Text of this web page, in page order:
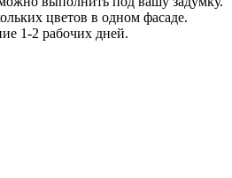
цветов в одном фасаде.
1-2 рабочих дней.